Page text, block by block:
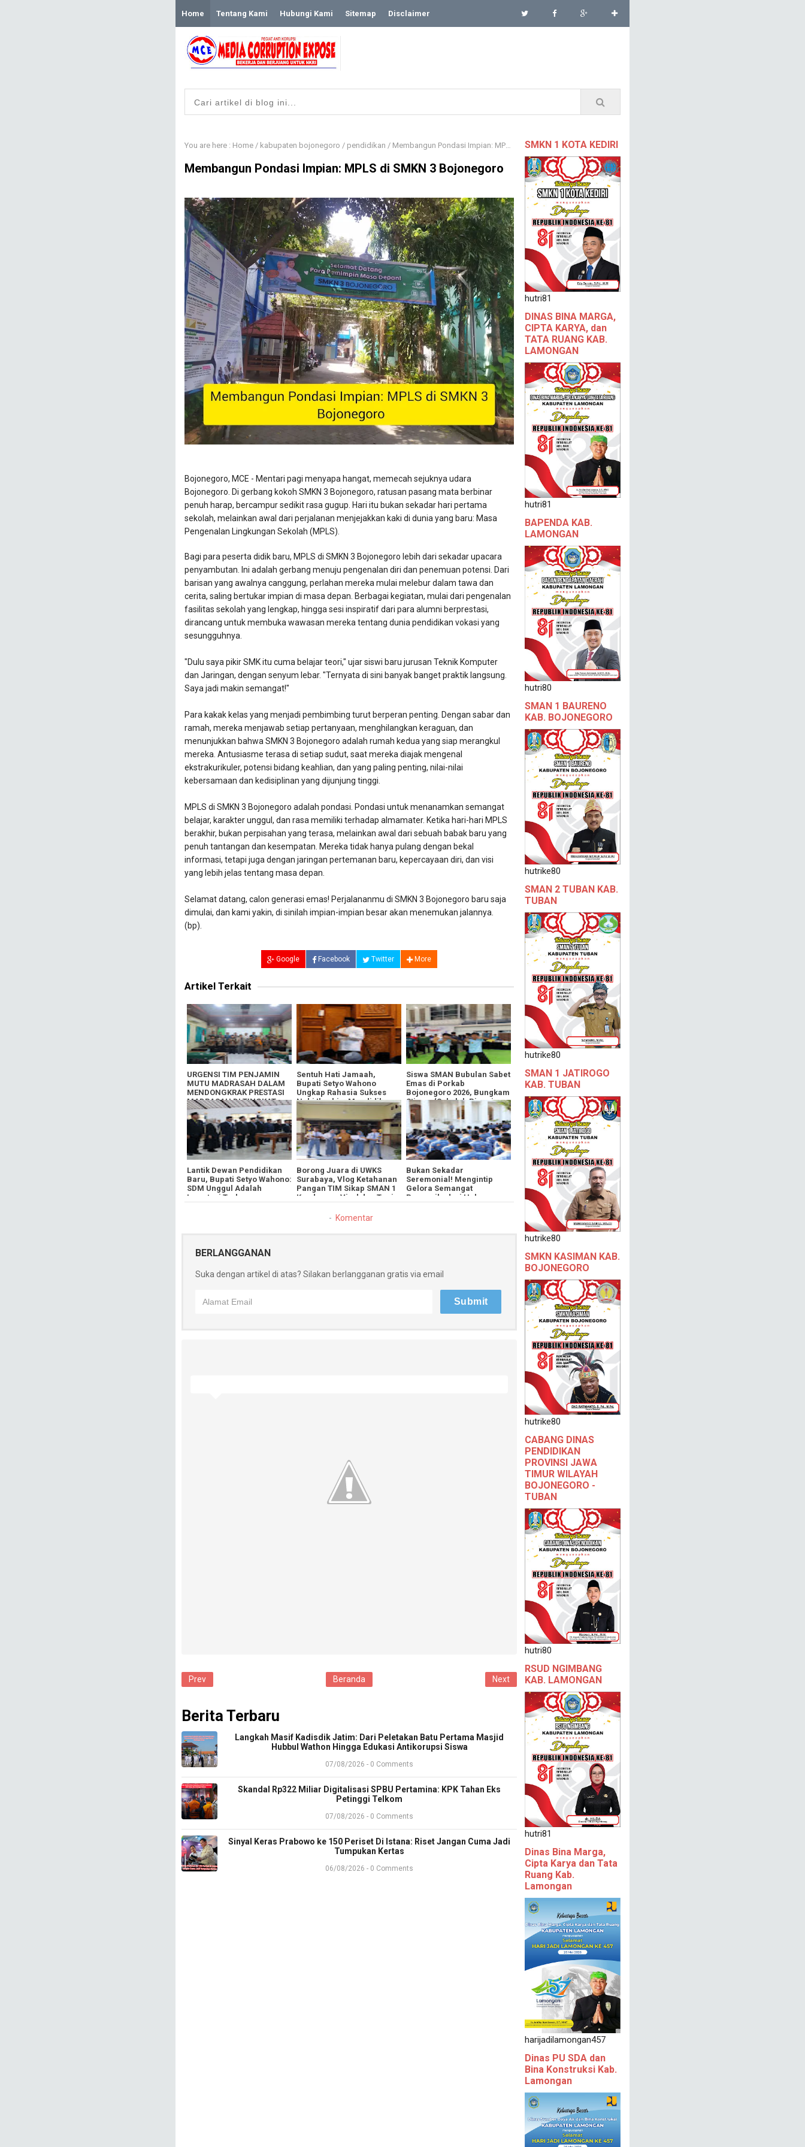
Home Tentang Kami Hubungi Kami Sitemap Disclaimer
You are here : Home / kabupaten bojonegoro / pendidikan / Membangun Pondasi Impian: MPLS di SMKN 3 Bojonegoro
Membangun Pondasi Impian: MPLS di SMKN 3 Bojonegoro
Bojonegoro, MCE - Mentari pagi menyapa hangat, memecah sejuknya udara
Bojonegoro. Di gerbang kokoh SMKN 3 Bojonegoro, ratusan pasang mata berbinar
penuh harap, bercampur sedikit rasa gugup. Hari itu bukan sekadar hari pertama
sekolah, melainkan awal dari perjalanan menjejakkan kaki di dunia yang baru: Masa
Pengenalan Lingkungan Sekolah (MPLS).
Bagi para peserta didik baru, MPLS di SMKN 3 Bojonegoro lebih dari sekadar upacara
penyambutan. Ini adalah gerbang menuju pengenalan diri dan penemuan potensi. Dari
barisan yang awalnya canggung, perlahan mereka mulai melebur dalam tawa dan
cerita, saling bertukar impian di masa depan. Berbagai kegiatan, mulai dari pengenalan
fasilitas sekolah yang lengkap, hingga sesi inspiratif dari para alumni berprestasi,
dirancang untuk membuka wawasan mereka tentang dunia pendidikan vokasi yang
sesungguhnya.
"Dulu saya pikir SMK itu cuma belajar teori," ujar siswi baru jurusan Teknik Komputer
dan Jaringan, dengan senyum lebar. "Ternyata di sini banyak banget praktik langsung.
Saya jadi makin semangat!"
Para kakak kelas yang menjadi pembimbing turut berperan penting. Dengan sabar dan
ramah, mereka menjawab setiap pertanyaan, menghilangkan keraguan, dan
menunjukkan bahwa SMKN 3 Bojonegoro adalah rumah kedua yang siap merangkul
mereka. Antusiasme terasa di setiap sudut, saat mereka diajak mengenal
ekstrakurikuler, potensi bidang keahlian, dan yang paling penting, nilai-nilai
kebersamaan dan kedisiplinan yang dijunjung tinggi.
MPLS di SMKN 3 Bojonegoro adalah pondasi. Pondasi untuk menanamkan semangat
belajar, karakter unggul, dan rasa memiliki terhadap almamater. Ketika hari-hari MPLS
berakhir, bukan perpisahan yang terasa, melainkan awal dari sebuah babak baru yang
penuh tantangan dan kesempatan. Mereka tidak hanya pulang dengan bekal
informasi, tetapi juga dengan jaringan pertemanan baru, kepercayaan diri, dan visi
yang lebih jelas tentang masa depan.
Selamat datang, calon generasi emas! Perjalananmu di SMKN 3 Bojonegoro baru saja
dimulai, dan kami yakin, di sinilah impian-impian besar akan menemukan jalannya.
(bp).
Google Facebook Twitter More
Artikel Terkait
URGENSI TIM PENJAMIN
MUTU MADRASAH DALAM
MENDONGKRAK PRESTASI
MADRASAH DI TINGKAT
NASIONAL DAN
INTERNASIONAL
​Sentuh Hati Jamaah,
Bupati Setyo Wahono
Ungkap Rahasia Sukses
Nabi Ibrahim Mendidik
Anak di Momentum Idul
Adha
​Siswa SMAN Bubulan Sabet
Emas di Porkab
Bojonegoro 2026, Bungkam
Stigma ‘Sekolah Pinggiran
Tepi Hutan’
​Lantik Dewan Pendidikan
Baru, Bupati Setyo Wahono:
SDM Unggul Adalah
Investasi Terbesar
​Borong Juara di UWKS
Surabaya, Vlog Ketahanan
Pangan TIM Sikap SMAN 1
Kenduruan Viral dan Tuai
Bukan Sekadar
Seremonial! Mengintip
Gelora Semangat
Pancasila dari Halaman
Komentar
BERLANGGANAN
Suka dengan artikel di atas? Silakan berlangganan gratis via email
Prev Next
Beranda
Berita Terbaru
​Langkah Masif Kadisdik Jatim: Dari Peletakan Batu Pertama Masjid
Hubbul Wathon Hingga Edukasi Antikorupsi Siswa
07/08/2026 - 0 Comments
​Skandal Rp322 Miliar Digitalisasi SPBU Pertamina: KPK Tahan Eks
Petinggi Telkom
07/08/2026 - 0 Comments
Sinyal Keras Prabowo ke 150 Periset Di Istana: Riset Jangan Cuma Jadi
Tumpukan Kertas
06/08/2026 - 0 Comments
SMKN 1 KOTA KEDIRI
hutri81
DINAS BINA MARGA,
CIPTA KARYA, dan
TATA RUANG KAB.
LAMONGAN
hutri81
BAPENDA KAB.
LAMONGAN
hutri80
SMAN 1 BAURENO
KAB. BOJONEGORO
hutrike80
SMAN 2 TUBAN KAB.
TUBAN
hutrike80
SMAN 1 JATIROGO
KAB. TUBAN
hutrike80
SMKN KASIMAN KAB.
BOJONEGORO
hutrike80
CABANG DINAS
PENDIDIKAN
PROVINSI JAWA
TIMUR WILAYAH
BOJONEGORO -
TUBAN
hutri80
RSUD NGIMBANG
KAB. LAMONGAN
hutri81
Dinas Bina Marga,
Cipta Karya dan Tata
Ruang Kab.
Lamongan
harijadilamongan457
Dinas PU SDA dan
Bina Konstruksi Kab.
Lamongan